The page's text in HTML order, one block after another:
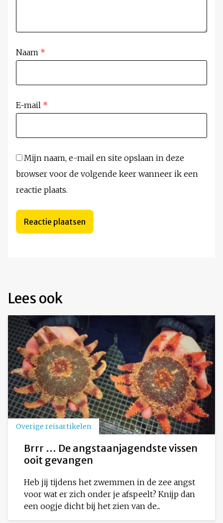
Naam *
E-mail *
Mijn naam, e-mail en site opslaan in deze
browser voor de volgende keer wanneer ik een
reactie plaats.
Lees ook
Overige reisartikelen
Brrr … De angstaanjagendste vissen
ooit gevangen
Heb jij tijdens het zwemmen in de zee angst
voor wat er zich onder je afspeelt? Knijp dan
een oogje dicht bij het zien van de...